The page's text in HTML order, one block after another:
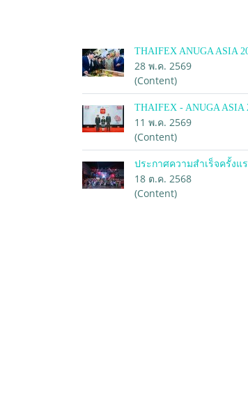
THAIFEX ANUGA ASIA
28 พ.ค. 2569
(Content)
THAIFEX - ANUGA
11 พ.ค. 2569
(Content)
ประกาศความสำเร็จครั้งแร
18 ต.ค. 2568
(Content)